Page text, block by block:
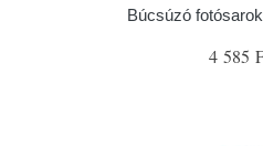
Búcsúzó
4 585